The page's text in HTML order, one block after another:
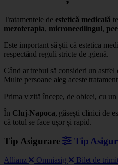
Tratamentele de estetică medicală
mezoterapia, microneedlingul,
Este important să știi că estetica
respectând reguli stricte de igienă.
Când ar trebui să consideri un astfel
Multe persoane aleg aceste
Prima vizită începe, de obicei, cu un
În Cluj-Napoca, găsești clinici de
că totul se face ușor și rapid.
Tip Asigurare Tip
Allianz Omniasig Bilet de